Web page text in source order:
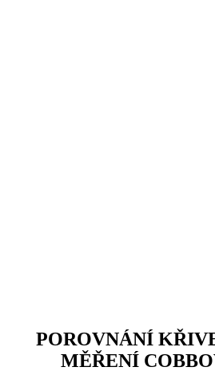
POROVNÁNÍ
MĚŘENÍ